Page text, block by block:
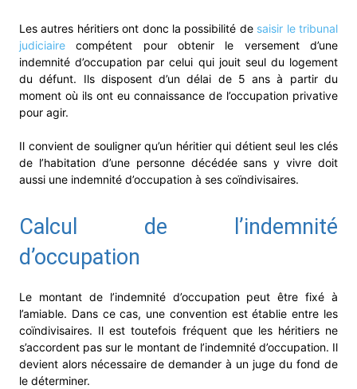
Les autres héritiers ont donc la possibilité de saisir le tribunal
judiciaire compétent pour obtenir le versement d’une
indemnité d’occupation par celui qui jouit seul du logement
du défunt. Ils disposent d’un délai de 5 ans à partir du
moment où ils ont eu connaissance de l’occupation privative
pour agir.
Il convient de souligner qu’un héritier qui détient seul les clés
de l’habitation d’une personne décédée sans y vivre doit
aussi une indemnité d’occupation à ses coïndivisaires.
Calcul de l’indemnité
d’occupation
Le montant de l’indemnité d’occupation peut être fixé à
l’amiable. Dans ce cas, une convention est établie entre les
coïndivisaires. Il est toutefois fréquent que les héritiers ne
s’accordent pas sur le montant de l’indemnité d’occupation. Il
devient alors nécessaire de demander à un juge du fond de
le déterminer.